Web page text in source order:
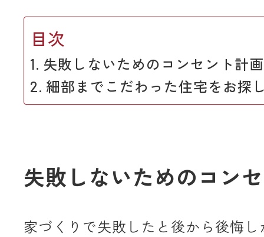
目次
失敗しないためのコンセント計画
細部までこだわった住宅をお探
失敗しないためのコン
家づくりで失敗したと後から後悔